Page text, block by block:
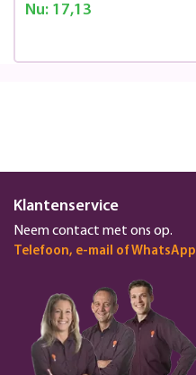
Nu:17,13
Klantenservice
Neem contact met ons op.
Telefoon, e-mail of WhatsApp